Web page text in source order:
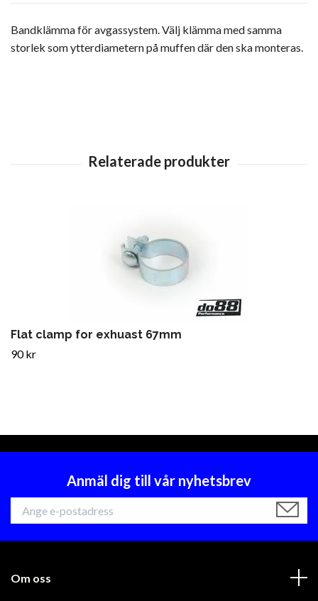
Bandklämma för avgassystem. Välj klämma med samma
storlek som ytterdiametern på muffen där den ska monteras.
Flat clamp for exhuast 67mm
90 kr
Anmäl dig till vår nyhetsbrev
Om oss